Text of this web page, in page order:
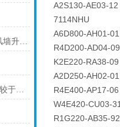
AHU改造费用是多少？EC风墙升级成本受哪些因素影响？
选择消毒柜风机的理由：相较于传统方法的压倒性优势分析
A2S130-AE03-12
7114NHU
A6D800-AH01-01
R4D200-AD04-09
K2E220-RA38-09
A2D250-AH02-01
R4E400-AP17-06
W4E420-CU03-
R1G220-AB35-92